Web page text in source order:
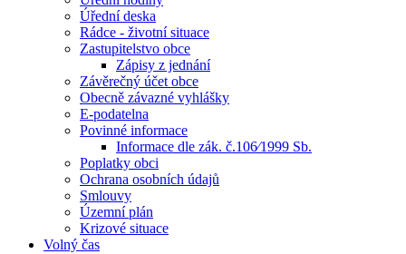
Úřední deska
Rádce - životní situace
Zastupitelstvo obce
Zápisy z jednání
Závěrečný účet obce
Obecně závazné vyhlášky
E-podatelna
Povinné informace
Informace dle zák. č.106⁄1999 Sb.
Poplatky obci
Ochrana osobních údajů
Smlouvy
Územní plán
Krizové situace
Volný čas